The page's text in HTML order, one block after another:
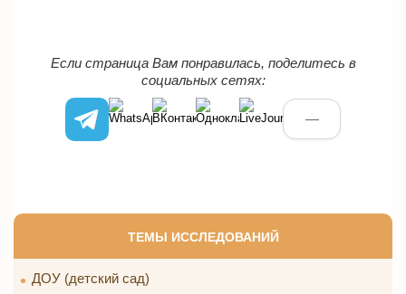
ТЕМЫ ИССЛЕДОВАНИЙ
ДОУ (детский сад)
Если страница Вам понравилась, поделитесь в
социальных сетях:
—